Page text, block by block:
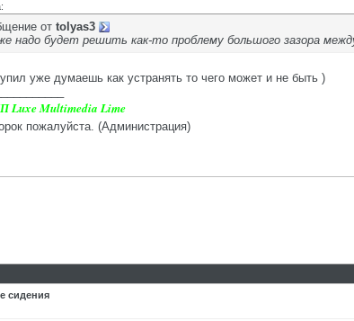
от tolyas3
надо будет решить как-то проблему большого зазора
уже думаешь как устранять то чего может и не быть )
Luxe Multimedia Lime
пожалуйста. (Администрация)
сидения